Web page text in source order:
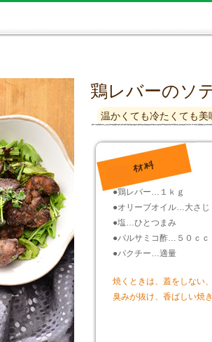
鶏レバーのソ
温かくても冷たくても美
●鶏レバー…１ｋｇ
●オリーブオイル…大さじ
●塩…ひとつまみ
●バルサミコ酢…５０ｃｃ
●パクチー…適量
焼くときは、蓋をしない
臭みが抜け、香ばしい焼